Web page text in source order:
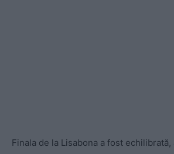
Finala de la Lisabona a fost